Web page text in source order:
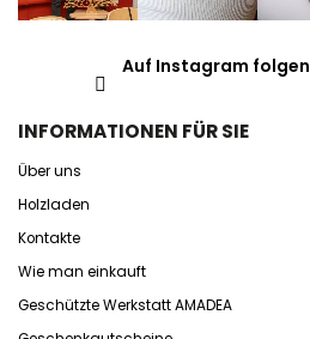
Auf Instagram folgen
INFORMATIONEN FÜR SIE
Über uns
Holzladen
Kontakte
Wie man einkauft
Geschützte Werkstatt AMADEA